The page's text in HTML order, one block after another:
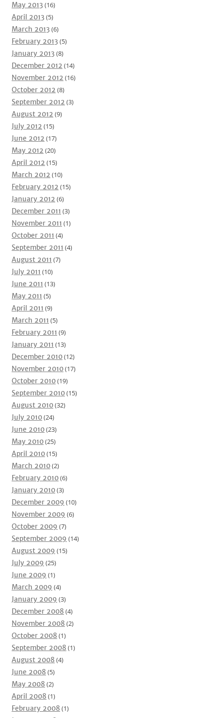
May 2013 (16)
April 2013 (5)
March 2013 (6)
February 2013 (5)
January 2013 (8)
December 2012 (14)
November 2012 (16)
October 2012 (8)
September 2012 (3)
August 2012 (9)
July 2012 (15)
June 2012 (17)
May 2012 (20)
April 2012 (15)
March 2012 (10)
February 2012 (15)
January 2012 (6)
December 2011 (3)
November 2011 (1)
October 2011 (4)
September 2011 (4)
August 2011 (7)
July 2011 (10)
June 2011 (13)
May 2011 (5)
April 2011 (9)
March 2011 (5)
February 2011 (9)
January 2011 (13)
December 2010(12)
November 2010(17)
October 2010(19)
September 2010(15)
August 2010(32)
July 2010(24)
June 2010(23)
May 2010(25)
April 2010(15)
March 2010(2)
February 2010(6)
January 2010(3)
December 2009 (10)
November 2009 (6)
October 2009 (7)
September 2009 (14)
August 2009 (15)
July 2009 (25)
June 2009 (1)
March 2009 (4)
January 2009 (3)
December 2008 (4)
November 2008 (2)
October 2008 (1)
September 2008 (1)
August 2008 (4)
June 2008 (5)
May 2008 (2)
April 2008 (1)
February 2008 (1)